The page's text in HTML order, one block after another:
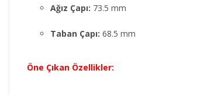
Ağız Çapı: 73.5 mm
Taban Çapı: 68.5 mm
Öne Çıkan Özellikler: